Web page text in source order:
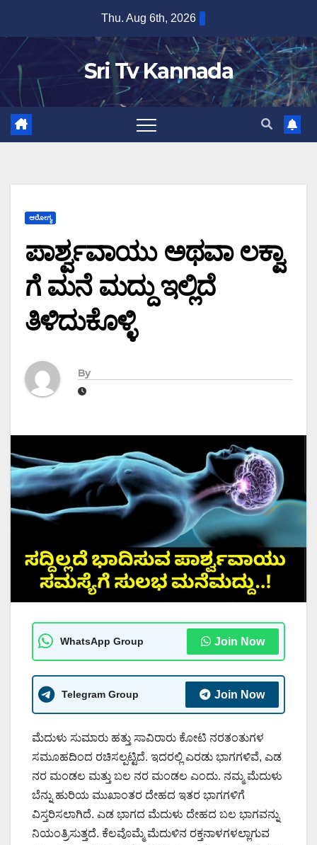
content
Thu. Aug 6th, 2026
Sri Tv Kannada
ಆರೋಗ್ಯ
ಪಾರ್ಶ್ವವಾಯು ಅಥವಾ ಲಕ್ವಾ
ಗೆ ಮನೆ ಮದ್ದು ಇಲ್ಲಿದೆ
ತಿಳಿದುಕೊಳ್ಳಿ
By
WhatsApp Group Join Now
Telegram Group Join Now
ಮೆದುಳು ಸುಮಾರು ಹತ್ತು ಸಾವಿರಾರು ಕೋಟಿ ನರತಂತುಗಳ
ಸಮೂಹದಿಂದ ರಚಿಸಲ್ಪಟ್ಟಿದೆ. ಇದರಲ್ಲಿ ಎರಡು ಭಾಗಗಳಿವೆ, ಎಡ
ನರ ಮಂಡಲ ಮತ್ತು ಬಲ ನರ ಮಂಡಲ ಎಂದು. ನಮ್ಮ ಮೆದುಳು
ಬೆನ್ನು ಹುರಿಯ ಮುಖಾಂತರ ದೇಹದ ಇತರ ಭಾಗಗಳಿಗೆ
ವಿಸ್ತರಿಸಲಾಗಿದೆ. ಎಡ ಭಾಗದ ಮೆದುಳು ದೇಹದ ಬಲ ಭಾಗವನ್ನು
ನಿಯಂತ್ರಿಸುತ್ತದೆ. ಕೆಲವೊಮ್ಮೆ ಮೆದುಳಿನ ರಕ್ತನಾಳಗಳಲ್ಲಾಗುವ